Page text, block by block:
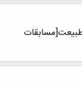
شماره 01 - نوروز و طبیعت[مسابقات